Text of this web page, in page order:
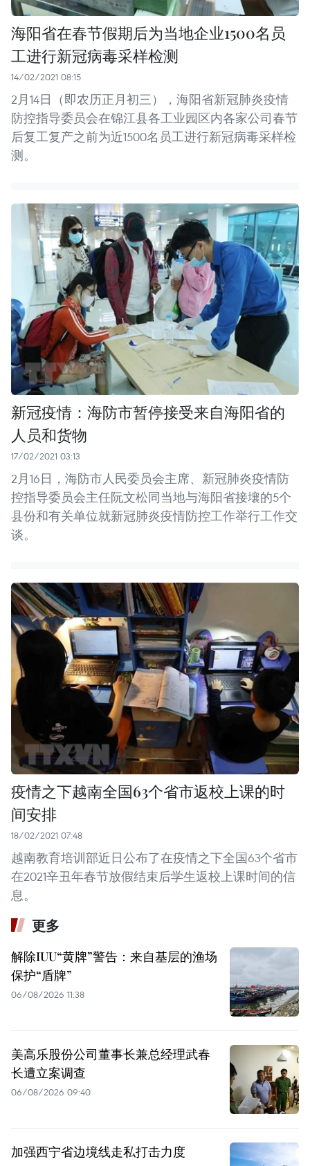
海阳省在春节假期后为当地企业1500名员
工进行新冠病毒采样检测
14/02/2021 08:15
2月14日（即农历正月初三），海阳省新冠肺炎疫情
防控指导委员会在锦江县各工业园区内各家公司春节
后复工复产之前为近1500名员工进行新冠病毒采样检
测。
新冠疫情：海防市暂停接受来自海阳省的
人员和货物
17/02/2021 03:13
2月16日，海防市人民委员会主席、新冠肺炎疫情防
控指导委员会主任阮文松同当地与海阳省接壤的5个
县份和有关单位就新冠肺炎疫情防控工作举行工作交
谈。
疫情之下越南全国63个省市返校上课的时
间安排
18/02/2021 07:48
越南教育培训部近日公布了在疫情之下全国63个省市
在2021辛丑年春节放假结束后学生返校上课时间的信
息。
更多
解除IUU“黄牌”警告：来自基层的渔场
保护“盾牌”
06/08/2026 11:38
美高乐股份公司董事长兼总经理武春
长遭立案调查
06/08/2026 09:40
加强西宁省边境线走私打击力度